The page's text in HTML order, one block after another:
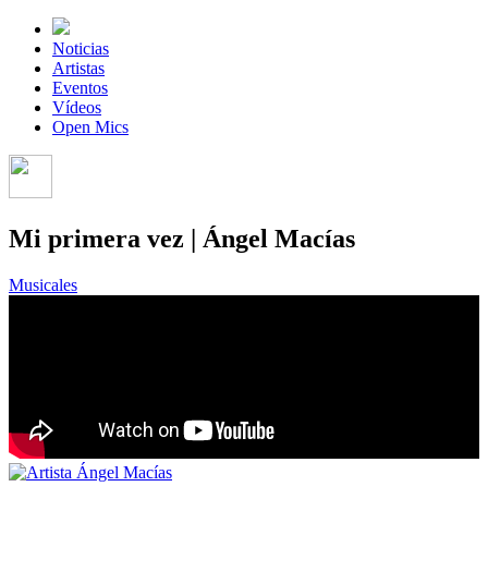
Noticias
Artistas
Eventos
Vídeos
Open Mics
Mi primera vez | Ángel Macías
Musicales